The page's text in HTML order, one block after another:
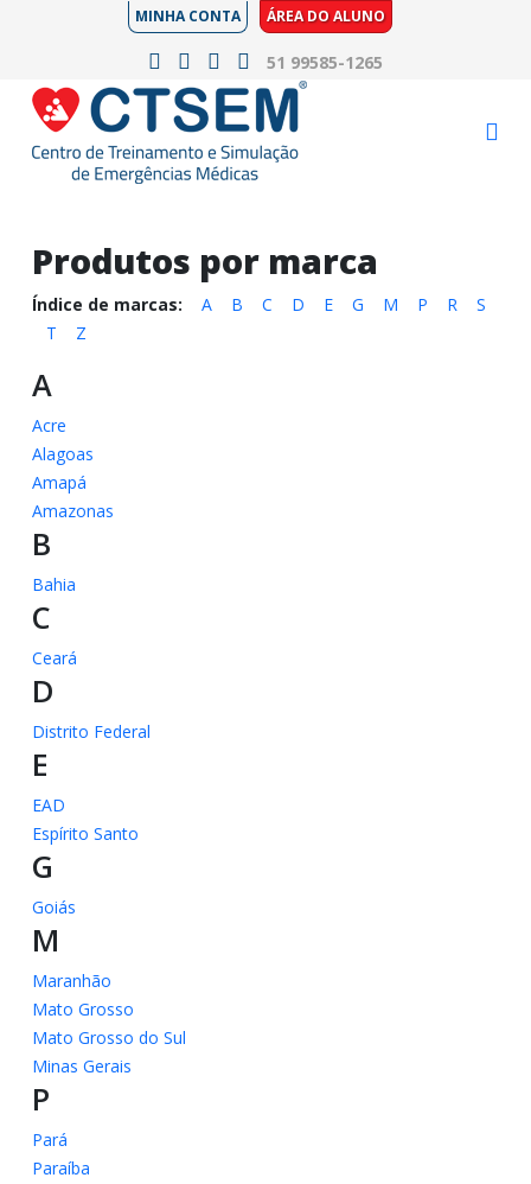
MINHA CONTA ÁREA DO ALUNO
51 99585-1265
Produtos por marca
Índice de marcas: A B C D E G M P R
S
T
Z
A
Acre
Alagoas
Amapá
Amazonas
B
Bahia
C
Ceará
D
Distrito Federal
E
EAD
Espírito Santo
G
Goiás
M
Maranhão
Mato Grosso
Mato Grosso do Sul
Minas Gerais
P
Pará
Paraíba